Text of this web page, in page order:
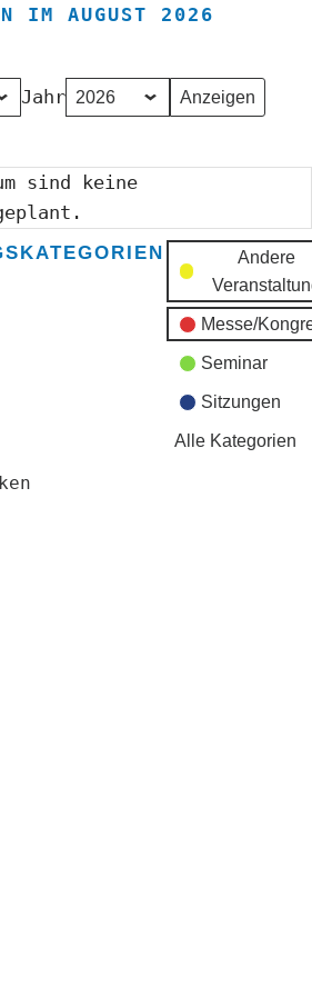
IM AUGUST 2026
Jahr
sind keine
Andere
Messe/
Seminar
Sitzungen
Alle Kategorien